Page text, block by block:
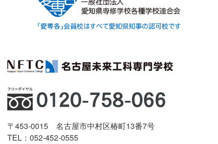
〒453-0015 名古屋市中村区椿町13番7号
TEL：052-452-0555